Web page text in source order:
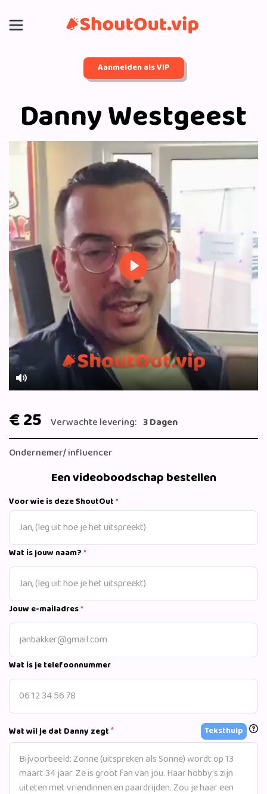
Aanmelden als VIP
Danny Westgeest
Mute
Play
€ 25 Verwachte levering: 3 Dagen
Ondernemer/ influencer
Een videoboodschap bestellen
Voor wie is deze ShoutOut*
Wat is jouw naam?*
Jouw e-mailadres*
Wat is je telefoonnummer
Wat wil je dat Danny zegt* Teksthulp